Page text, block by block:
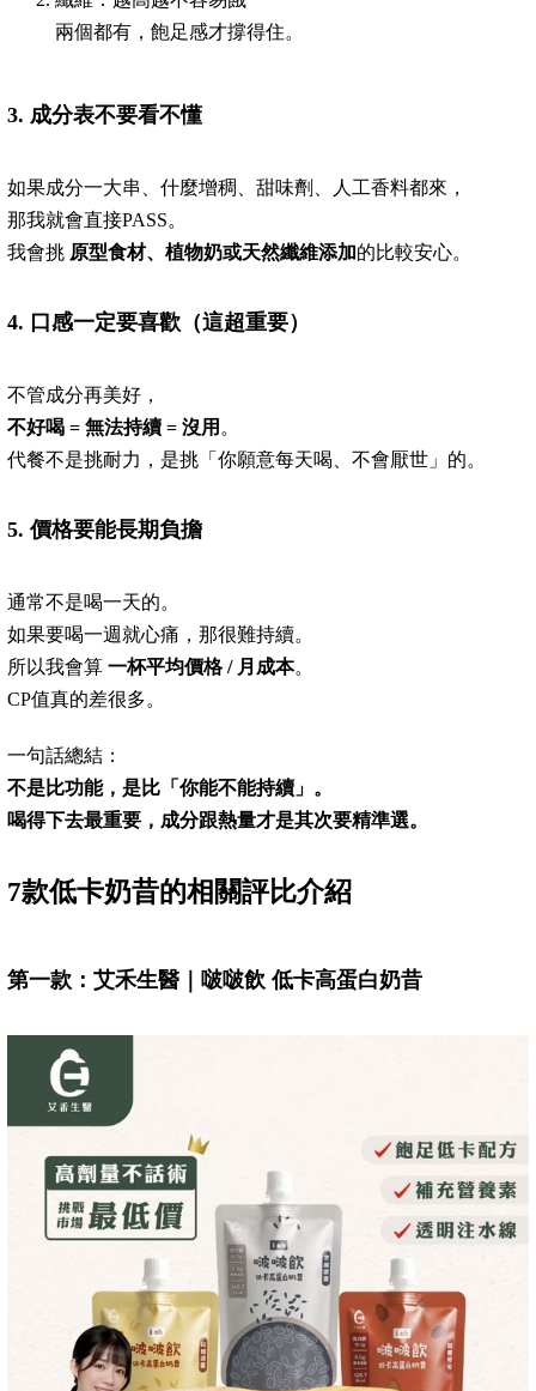
兩個都有，飽足感才撐得住。
3. 成分表不要看不懂
如果成分一大串、什麼增稠、甜味劑、人工香料都來，
那我就會直接PASS。
我會挑 原型食材、植物奶或天然纖維添加的比較安心。
4. 口感一定要喜歡（這超重要）
不管成分再美好，
不好喝 = 無法持續 = 沒用 。
代餐不是挑耐力，是挑「你願意每天喝、不會厭世」的。
5. 價格要能長期負擔
通常不是喝一天的。
如果要喝一週就心痛，那很難持續。
所以我會算 一杯平均價格 / 月成本。
CP值真的差很多。
一句話總結：
不是比功能，是比「你能不能持續」。
喝得下去最重要，成分跟熱量才是其次要精準選。
7款低卡奶昔的相關評比介紹
第一款：艾禾生醫｜啵啵飲 低卡高蛋白奶昔